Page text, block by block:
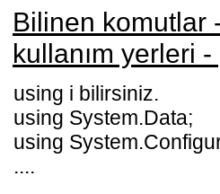
Bilinen komutlar
kullanım yerleri
using i bilirsiniz.
using System.Data;
using
....